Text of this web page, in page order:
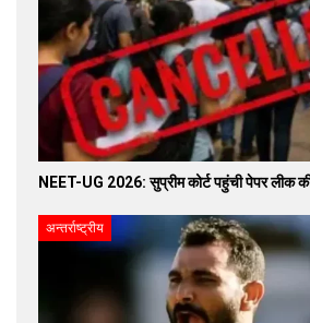
NEET-UG 2026: सुप्रीम कोर्ट पहुंची पेपर लीक
अन्तर्राष्ट्रीय